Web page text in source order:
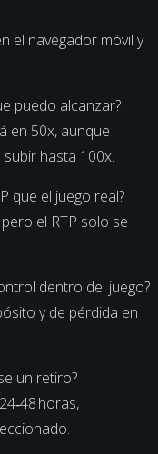
el navegador móvil y
puedo alcanzar?
en 50x, aunque
hasta 100x.
que el juego real?
el RTP solo se
dentro del juego?
y de pérdida en
un retiro?
horas,